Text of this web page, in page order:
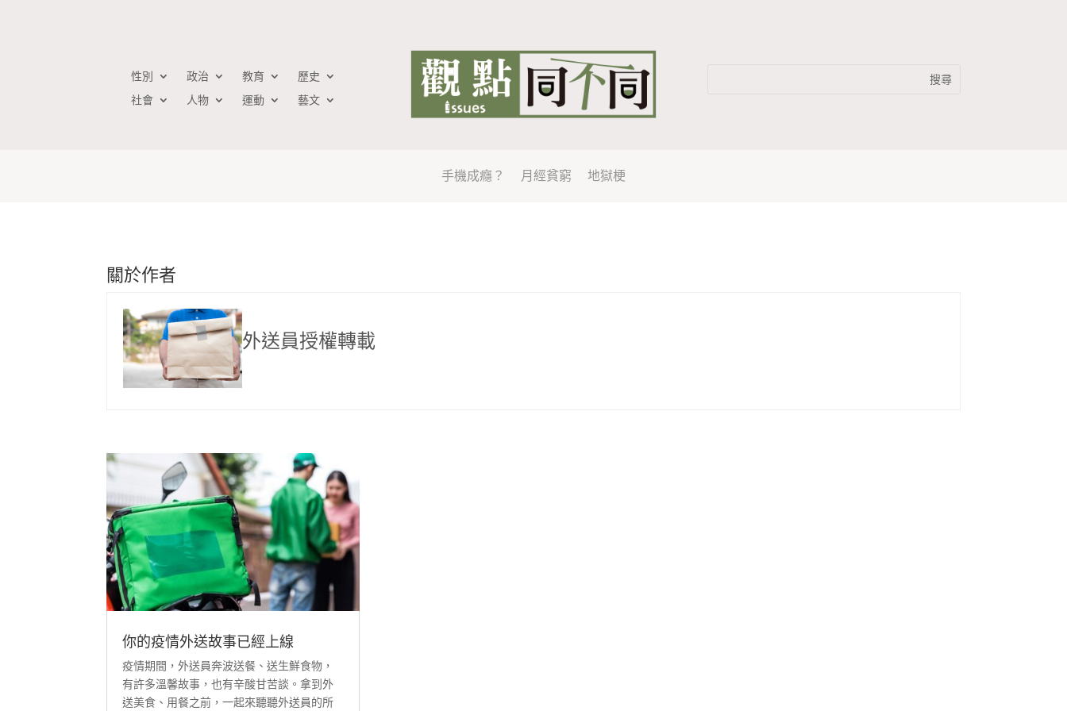
性別 政治 教育
歷史
社會
人物 運動 藝文
手機成癮？ 月經貧窮 地獄梗
外送員授權轉載
你的疫情外送故事已經上線
疫情期間，外送員奔波送餐、送生鮮食物，
有許多溫馨故事，也有辛酸甘苦談。拿到外
送美食、用餐之前，一起來聽聽外送員的所